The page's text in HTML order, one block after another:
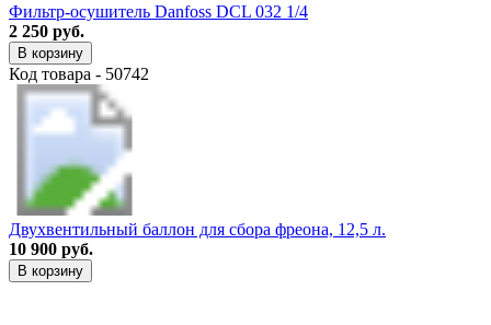
Фильтр-осушитель Danfoss DCL 032 1/4
2 250 руб.
В корзину
Код товара - 50742
Двухвентильный баллон для сбора фреона, 12,5 л.
10 900 руб.
В корзину